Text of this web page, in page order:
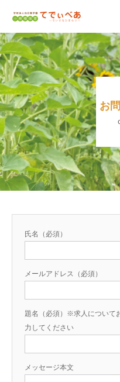
お
氏名（必須）
メールアドレス（必須）
題名（必須）※求人について
力してください
メッセージ本文
HOME
施設情報
活動内容
採用情報
アクセス
園内紹介動画
お問い合わせ